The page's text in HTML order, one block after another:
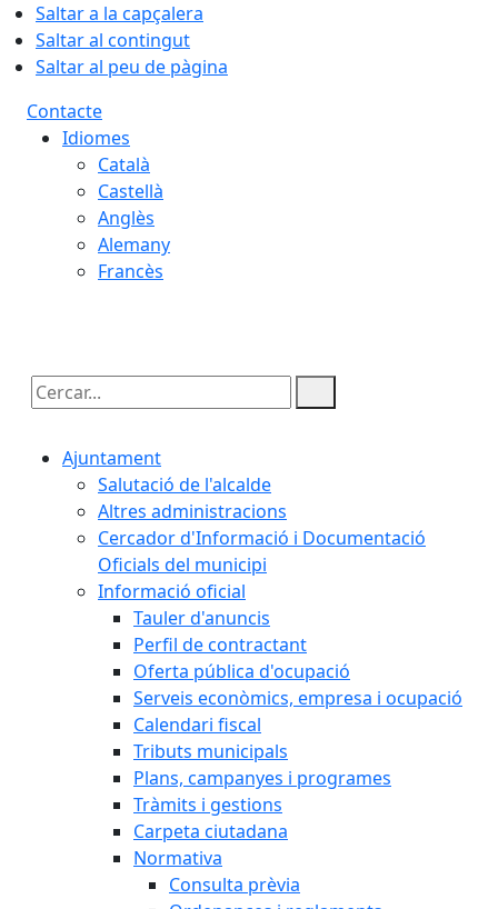
Saltar a la capçalera
Saltar al contingut
Saltar al peu de pàgina
Contacte
Idiomes
Català
Castellà
Anglès
Alemany
Francès
Cercar:
Ajuntament
Salutació de l'alcalde
Altres administracions
Cercador d'Informació i Documentació
Oficials del municipi
Informació oficial
Tauler d'anuncis
Perfil de contractant
Oferta pública d'ocupació
Serveis econòmics, empresa i ocupació
Calendari fiscal
Tributs municipals
Plans, campanyes i programes
Tràmits i gestions
Carpeta ciutadana
Normativa
Consulta prèvia